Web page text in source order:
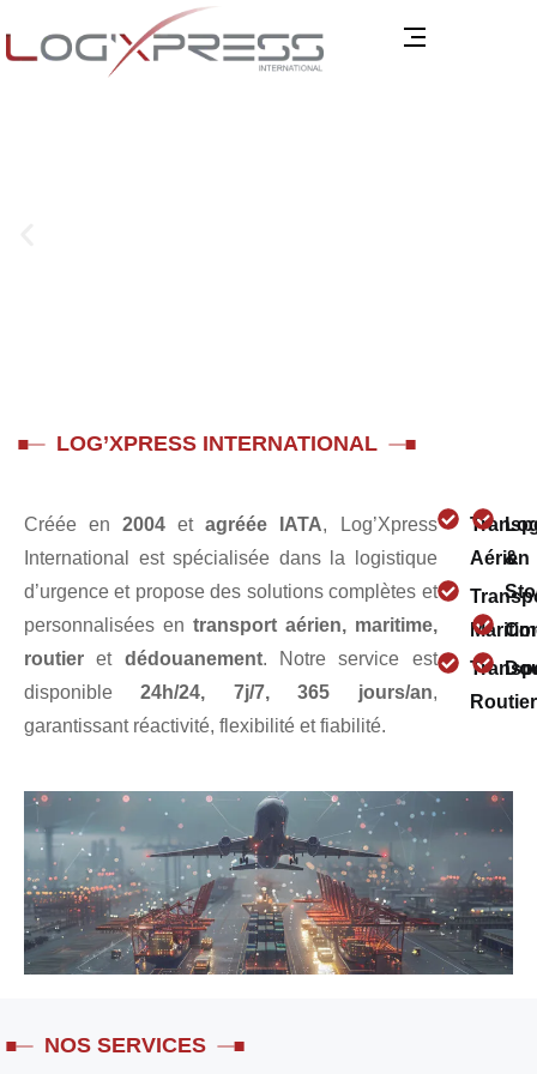
Votre
maîtrisée de
Des
fiables,
frontières
Performance,
l’échelle
LOG’XPRESS INTERNATIONAL
Créée en2004 etagréée IATA, Log’Xpress
International est spécialisée dans la logistique
d’urgence et propose des solutions complètes et
personnalisées en transport aérien, maritime,
routier et dédouanement. Notre service est
disponible24h/24, 7j/7, 365 jours/an,
garantissant réactivité, flexibilité et fiabilité.
Aérien
Routier
&
NOS SERVICES